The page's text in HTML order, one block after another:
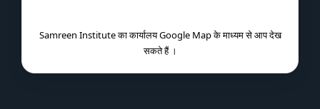
Samreen Institute का कार्यालय Google Map के माध्यम से आप देख
सकते हैं ।